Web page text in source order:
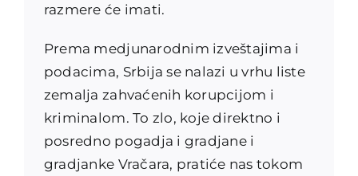
razmere će imati.
Prema medjunarodnim izveštajima i
podacima, Srbija se nalazi u vrhu liste
zemalja zahvaćenih korupcijom i
kriminalom. To zlo, koje direktno i
posredno pogadja i gradjane i
gradjanke Vračara, pratiće nas tokom